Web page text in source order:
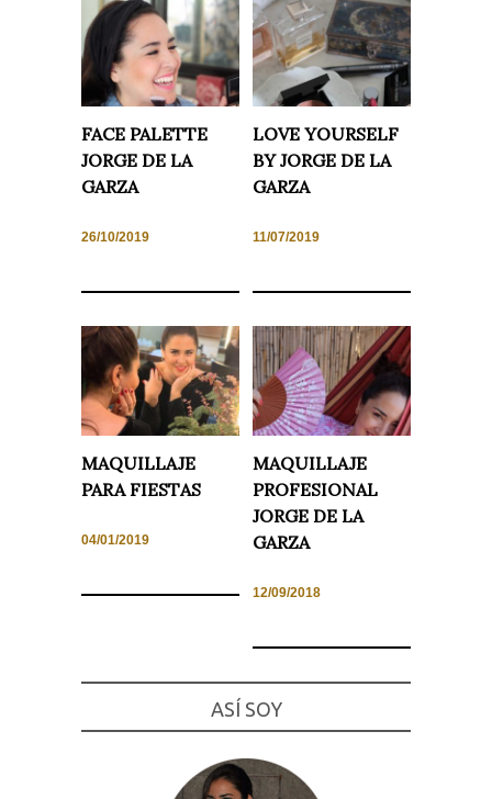
FACE PALETTE
JORGE DE LA
GARZA
26/10/2019
LOVE YOURSELF
BY JORGE DE LA
GARZA
11/07/2019
MAQUILLAJE
PARA FIESTAS
04/01/2019
MAQUILLAJE
PROFESIONAL
JORGE DE LA
GARZA
12/09/2018
ASÍ SOY
Experiencia
Para que
nuestra web
funcione lo
mejor posible
durante tu
visita. Si
rechaza estas
cookies,
funcionalidades
Marketing
intereses y
comportamiento
mientras visitas
nuestro sitio,
aumentas la
posibilidad de
ver contenido y
personalizados.